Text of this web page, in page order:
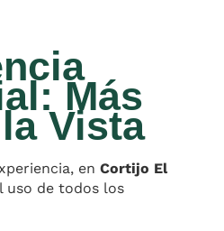
Más
Vista
en Cortijo El
uso de todos los